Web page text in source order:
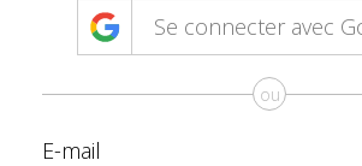
Se connecter avec
ou
E-mail